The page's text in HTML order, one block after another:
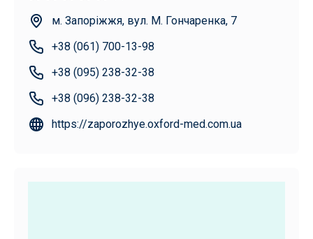
м. Запоріжжя, вул. М. Гончаренка, 7
+38 (061) 700-13-98
+38 (095) 238-32-38
+38 (096) 238-32-38
https://zaporozhye.oxford-med.com.ua